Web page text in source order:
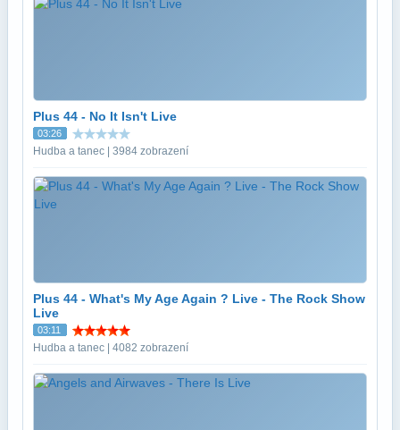
Plus 44 - No It Isn't Live
03:26
Hudba a tanec | 3984 zobrazení
Plus 44 - What's My Age Again ? Live - The Rock Show
Live
03:11
Hudba a tanec | 4082 zobrazení